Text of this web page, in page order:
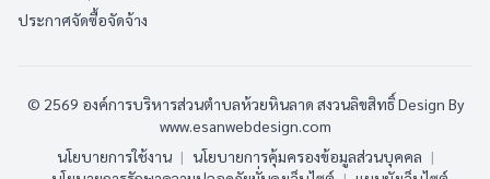
ประกาศจัดซื้อจัดจ้าง
© 2569 องค์การบริหารส่วนตำบลห้วยหินลาด สงวนลิขสิทธิ์Design By
www.esanwebdesign.com
นโยบายการใช้งาน | นโยบายการคุ้มครองข้อมูลส่วนบุคคล |